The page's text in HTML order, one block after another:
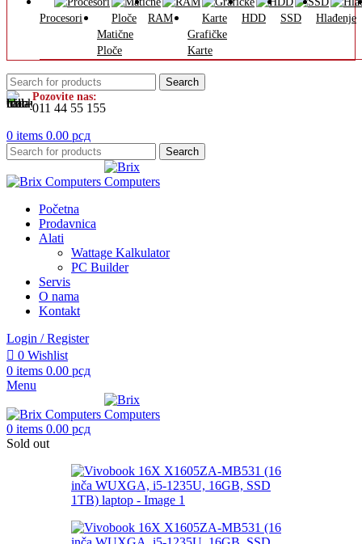
Procesori
Matične
Ploče
RAM
Grafičke
Karte
HDD SSD Hlađenje
Search
Pozovite nas:
011 44 55 155
0 items 0.00 рсд
Search
Početna
Prodavnica
Alati
Wattage Kalkulator
PC Builder
Servis
O nama
Kontakt
Login / Register
0 Wishlist
0 items 0.00 рсд
Menu
0 items 0.00 рсд
Sold out